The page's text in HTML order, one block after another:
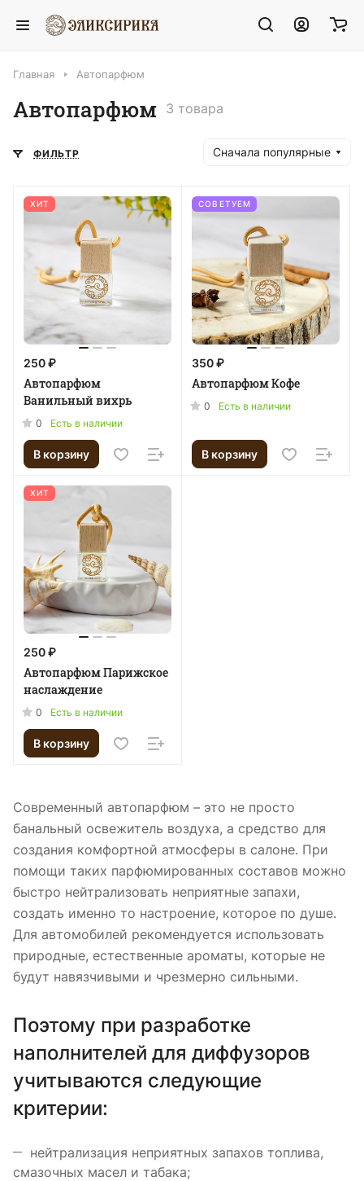
Главная Автопарфюм
Автопарфюм 3 товара
ФИЛЬТР Сначала популярные
ХИТ
250 ₽
Автопарфюм
Ванильный вихрь
0 Есть в наличии
В корзину
СОВЕТУЕМ
350 ₽
Автопарфюм Кофе
0 Есть в наличии
В корзину
ХИТ
250 ₽
Автопарфюм Парижское
наслаждение
0 Есть в наличии
В корзину
Современный автопарфюм – это не просто
банальный освежитель воздуха, а средство для
создания комфортной атмосферы в салоне. При
помощи таких парфюмированных составов можно
быстро нейтрализовать неприятные запахи,
создать именно то настроение, которое по душе.
Для автомобилей рекомендуется использовать
природные, естественные ароматы, которые не
будут навязчивыми и чрезмерно сильными.
Поэтому при разработке
наполнителей для диффузоров
учитываются следующие
критерии:
нейтрализация неприятных запахов топлива,
смазочных масел и табака;